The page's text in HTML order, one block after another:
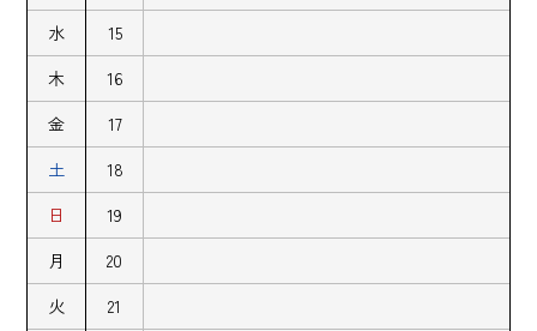
水
15
木
16
金
17
土
18
日
19
月
20
火
21